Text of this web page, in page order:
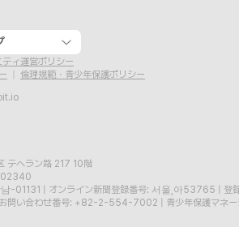
ティ運営ポリシー
倫理規範・青少年保護ポリシー
テヘラン路 217 10階
02340
-01131
オンライン新聞登録番号: 서울,아53765 登
お問い合わせ番号: +82-2-554-7002 青少年保護マネ